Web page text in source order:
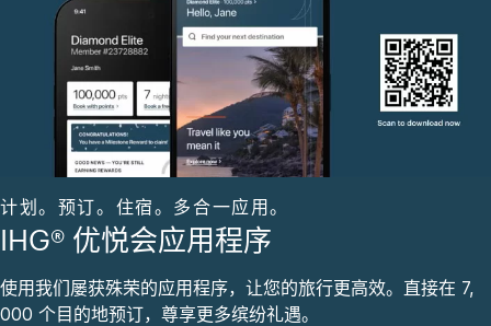
计划。预订。住宿。多合一应用。
IHG® 优悦会应用程序
使用我们屡获殊荣的应用程序，让您的旅行更高效。直接在 7,
000 个目的地预订，尊享更多缤纷礼遇。